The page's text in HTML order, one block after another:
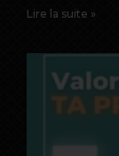
Lire la suite »